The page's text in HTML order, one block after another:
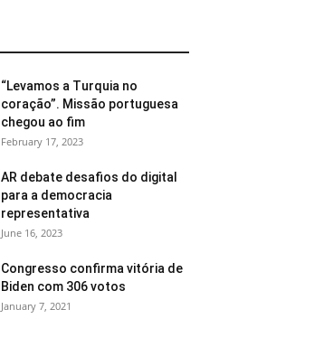
“Levamos a Turquia no
coração”. Missão portuguesa
chegou ao fim
February 17, 2023
AR debate desafios do digital
para a democracia
representativa
June 16, 2023
Congresso confirma vitória de
Biden com 306 votos
January 7, 2021